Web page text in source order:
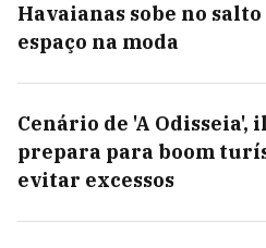
Havaianas sobe no
espaço na moda
Cenário de 'A Odisseia',
prepara para boom
evitar excessos